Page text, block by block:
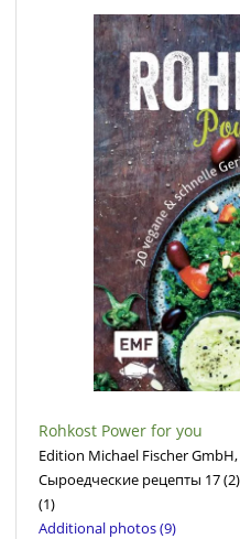
Rohkost Power for you
Edition Michael Fischer
Сыроедческие рецепты 17(2)
(1)
Additional photos (9)